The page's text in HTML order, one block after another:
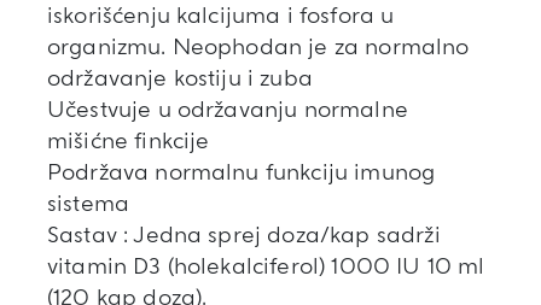
iskorišćenju kalcijuma i fosfora u
organizmu. Neophodan je za normalno
održavanje kostiju i zuba
Učestvuje u održavanju normalne
mišićne finkcije
Podržava normalnu funkciju imunog
sistema
Sastav : Jedna sprej doza/kap sadrži
vitamin D3 (holekalciferol) 1000 IU 10 ml
(120 kap doza).